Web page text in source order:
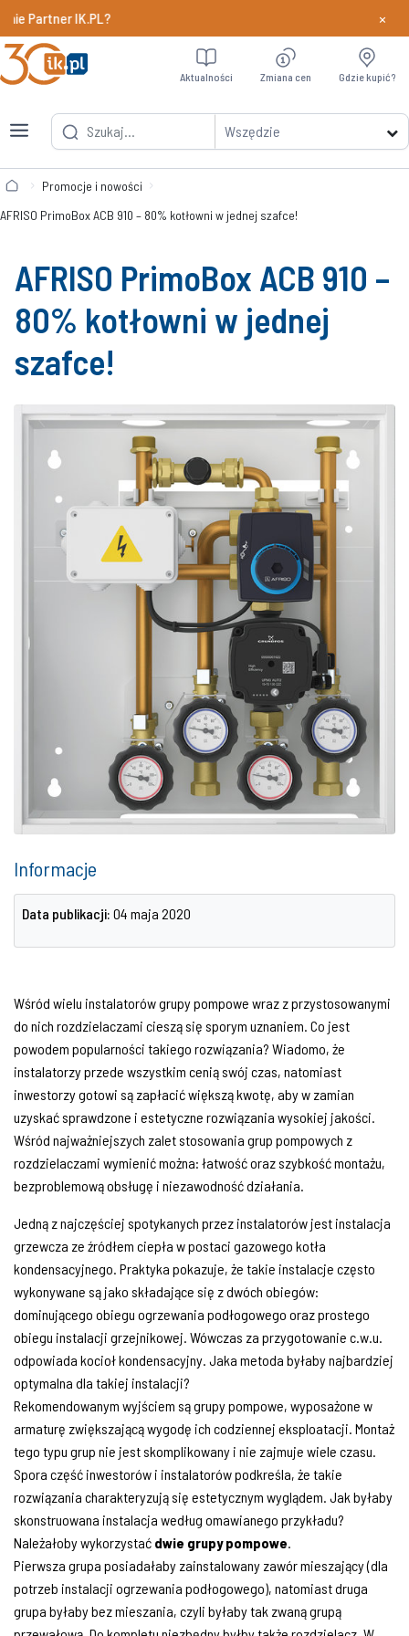
Partner IK.PL? Dowiedz
×
Wszędzie
Aktualności Zmiana cen Gdzie kupić?
Promocje i nowości
AFRISO PrimoBox ACB 910 – 80% kotłowni w jednej szafce!
AFRISO PrimoBox ACB 910 –
80% kotłowni w jednej
szafce!
Informacje
Data publikacji: 04 maja 2020
Wśród wielu instalatorów grupy pompowe wraz z przystosowanymi
do nich rozdzielaczami cieszą się sporym uznaniem. Co jest
powodem popularności takiego rozwiązania? Wiadomo, że
instalatorzy przede wszystkim cenią swój czas, natomiast
inwestorzy gotowi są zapłacić większą kwotę, aby w zamian
uzyskać sprawdzone i estetyczne rozwiązania wysokiej jakości.
Wśród najważniejszych zalet stosowania grup pompowych z
rozdzielaczami wymienić można: łatwość oraz szybkość montażu,
bezproblemową obsługę i niezawodność działania.
Jedną z najczęściej spotykanych przez instalatorów jest instalacja
grzewcza ze źródłem ciepła w postaci gazowego kotła
kondensacyjnego. Praktyka pokazuje, że takie instalacje często
wykonywane są jako składające się z dwóch obiegów:
dominującego obiegu ogrzewania podłogowego oraz prostego
obiegu instalacji grzejnikowej. Wówczas za przygotowanie c.w.u.
odpowiada kocioł kondensacyjny. Jaka metoda byłaby najbardziej
optymalna dla takiej instalacji?
Rekomendowanym wyjściem są grupy pompowe, wyposażone w
armaturę zwiększającą wygodę ich codziennej eksploatacji. Montaż
tego typu grup nie jest skomplikowany i nie zajmuje wiele czasu.
Spora część inwestorów i instalatorów podkreśla, że takie
rozwiązania charakteryzują się estetycznym wyglądem. Jak byłaby
skonstruowana instalacja według omawianego przykładu?
Należałoby wykorzystać dwie grupy pompowe.
Pierwsza grupa posiadałaby zainstalowany zawór mieszający (dla
potrzeb instalacji ogrzewania podłogowego), natomiast druga
grupa byłaby bez mieszania, czyli byłaby tak zwaną grupą